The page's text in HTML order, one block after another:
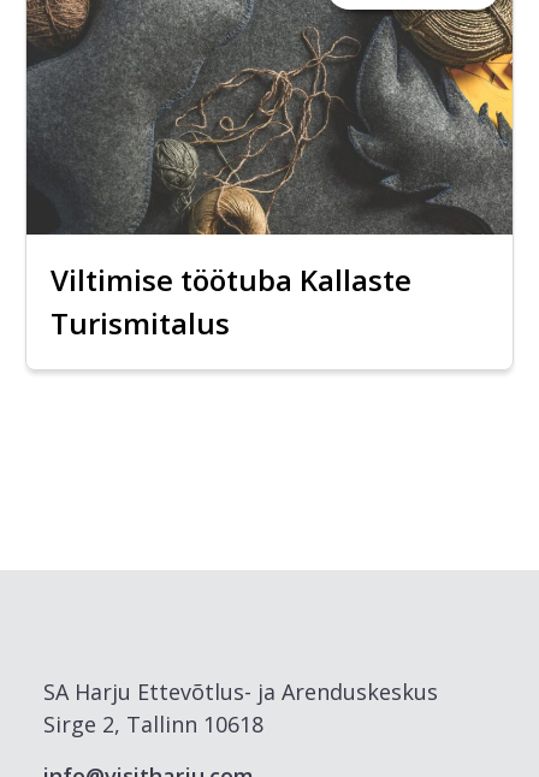
Viltimise töötuba Kallaste
Turismitalus
SA Harju Ettevõtlus- ja Arenduskeskus
Sirge 2, Tallinn 10618